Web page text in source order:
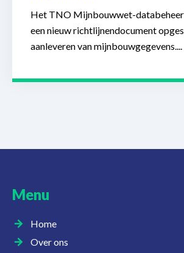
Het TNO Mijnbouwwet-
een nieuw richtlijnendocument
aanleveren van mijnbouwgegevens....
Menu
Home
Over ons